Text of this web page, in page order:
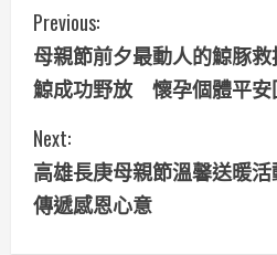
C
o
n
t
i
Previous:
母親節前夕最動人的鯨豚
鯨成功野放 懷孕個體平安
Next:
高雄長庚母親節溫馨送暖
傳遞感恩心意